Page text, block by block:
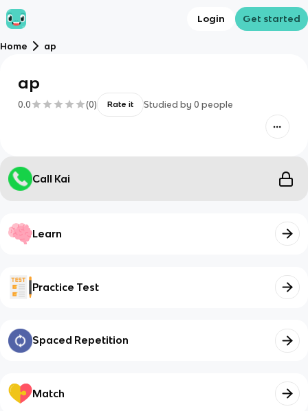
Login Get started
Home ap
ap
0.0 (0) Rate it Studied by 0 people
Call Kai
Learn
Practice Test
Spaced Repetition
Match